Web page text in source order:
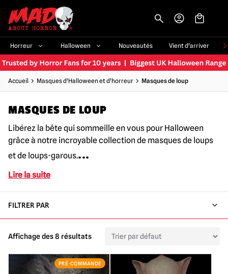
Horreur Halloween Nouveautés Vient d'arriver
Accueil Masques d'Halloween et d'horreur Masques de loup
MASQUES DE LOUP
Libérez la bête qui sommeille en vous pour Halloween
grâce à notre incroyable collection de masques de loups
et de loups-garous....
Lire la suite
FILTRER PAR
Affichage des 8 résultats
PRÉ-COMMANDE